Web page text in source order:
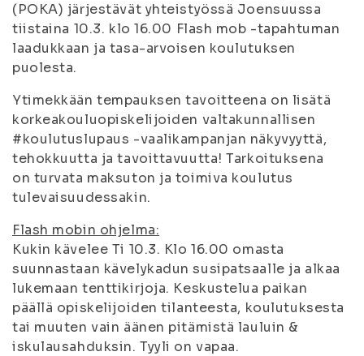
(POKA) järjestävät yhteistyössä Joensuussa
tiistaina 10.3. klo 16.00 Flash mob -tapahtuman
laadukkaan ja tasa-arvoisen koulutuksen
puolesta.
Ytimekkään tempauksen tavoitteena on lisätä
korkeakouluopiskelijoiden valtakunnallisen
#koulutuslupaus -vaalikampanjan näkyvyyttä,
tehokkuutta ja tavoittavuutta! Tarkoituksena
on turvata maksuton ja toimiva koulutus
tulevaisuudessakin.
Flash mobin ohjelma:
Kukin kävelee Ti 10.3. Klo 16.00 omasta
suunnastaan kävelykadun susipatsaalle ja alkaa
lukemaan tenttikirjoja. Keskustelua paikan
päällä opiskelijoiden tilanteesta, koulutuksesta
tai muuten vain äänen pitämistä lauluin &
iskulausahduksin. Tyyli on vapaa.